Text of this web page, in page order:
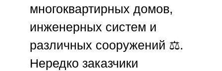
многоквартирных домов,
инженерных систем и
различных сооружений ⚖️.
Нередко заказчики